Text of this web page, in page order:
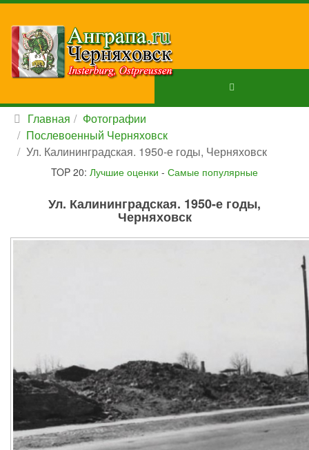
Главная
Фотографии
Послевоенный Черняховск
Ул. Калининградская. 1950-е годы, Черняховск
TOP 20: Лучшие оценки - Самые популярные
Ул. Калининградская. 1950-е годы,
Черняховск